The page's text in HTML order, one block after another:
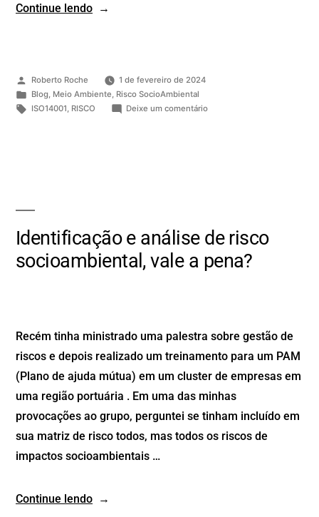
Continue lendo
Roberto Roche
1 de fevereiro de 2024
Blog, Meio Ambiente, Risco SocioAmbiental
ISO14001, RISCO Deixe um comentário
Identificação e análise de risco
socioambiental, vale a pena?
Recém tinha ministrado uma palestra sobre gestão de
riscos e depois realizado um treinamento para um PAM
(Plano de ajuda mútua) em um cluster de empresas em
uma região portuária . Em uma das minhas
provocações ao grupo, perguntei se tinham incluído em
sua matriz de risco todos, mas todos os riscos de
impactos socioambientais …
Continue lendo